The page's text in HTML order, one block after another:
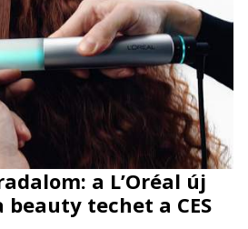
a L’Oréal új
techet a CES